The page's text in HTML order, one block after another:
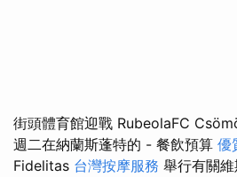
街頭體育館迎戰 RubeolaFC
週二在納蘭斯蓬特的 - 餐飲預算 優
Fidelitas 台灣按摩服務 舉行有關